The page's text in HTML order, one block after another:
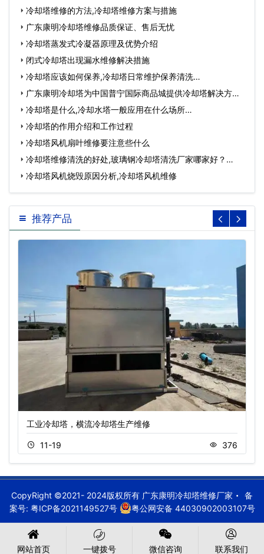
冷却塔维修的方法,冷却塔维修方案与措施
广东康明冷却塔维修品质保证、售后无忧
冷却塔蒸发式冷凝器原理及优势介绍
闭式冷却塔出现漏水维修解决措施
冷却塔应该如何保养,冷却塔日常维护保养清洗…
广东康明冷却塔为中国普宁国际商品城提供冷却塔解决方
案…冷却塔是什么,冷却水塔一般应用在什么场所…
冷却塔的作用介绍和工作过程
冷却塔风机扇叶维修要注意些什么
冷却塔维修清洗的好处,玻璃钢冷却塔清洗厂家哪家好？…
冷却塔风机烧毁原因分析,冷却塔风机维修
推荐产品
工业冷却塔，横流冷却塔生产维修
11-19 376
CopyRight ©2021- 2024版权所有 广东康明冷却塔维修厂家
备
案号: 粤ICP备2021149527号 粤公网安备 44030902003107号
网站首页 一键拨号 微信咨询 联系我们